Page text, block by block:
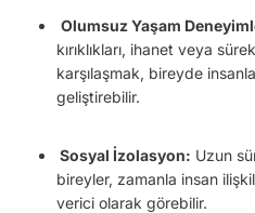
Olumsuz Yaşam
kırıklıkları, ihanet veya
karşılaşmak, bireyde
geliştirebilir.
Sosyal İzolasyon: Uzun
bireyler, zamanla insan
verici olarak görebilir.